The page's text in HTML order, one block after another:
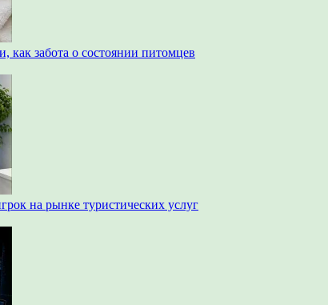
как забота о состоянии питомцев
на рынке туристических услуг